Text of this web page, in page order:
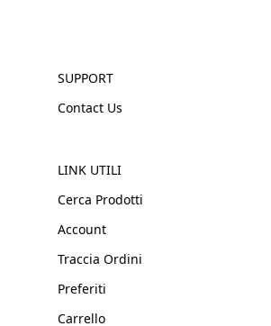
SUPPORT
Contact Us
LINK UTILI
Cerca Prodotti
Account
Traccia Ordini
Preferiti
Carrello